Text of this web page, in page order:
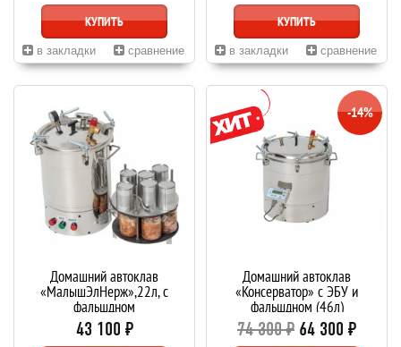
КУПИТЬ
в закладки сравнение
КУПИТЬ
в закладки сравнение
Домашний автоклав
«МалышЭлНерж»,22л, с
фальшдном
43 100 ₽
Домашний автоклав
«Консерватор» с ЭБУ и
фальшдном (46л)
74 300 ₽ 64 300 ₽
-14%